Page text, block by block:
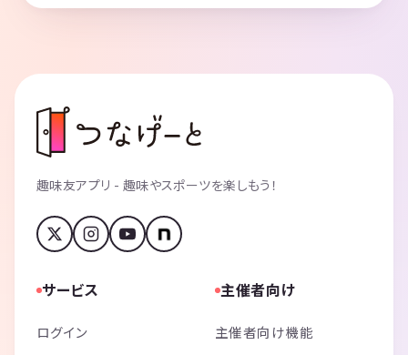
趣味友アプリ - 趣味やスポーツを楽しもう！
サービス
ログイン
主催者向け
主催者向け機能